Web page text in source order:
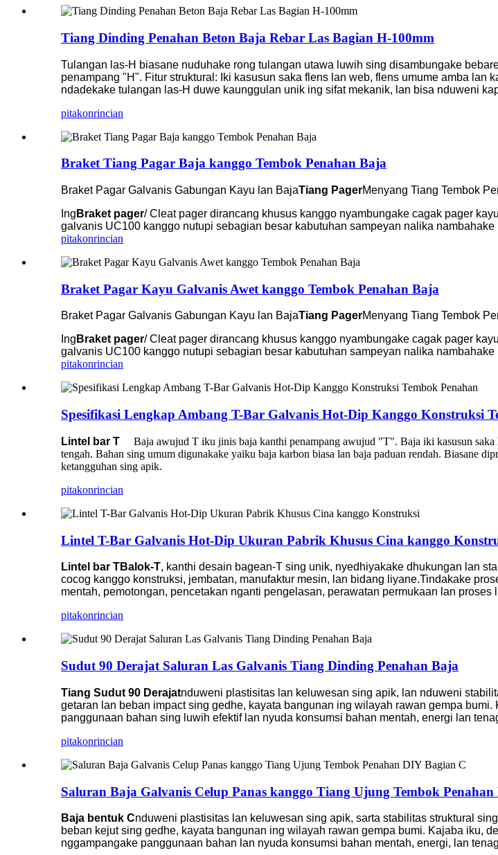
Tiang Dinding Penahan Beton Baja Rebar Las Bagian H-100mm
Tulangan las-H biasane nuduhake rong tulangan utawa luwih sing disambungake
penampang "H". Fitur struktural: Iki kasusun saka flens lan web, flens umume amba lan
ndadekake tulangan las-H duwe kaunggulan unik ing sifat mekanik, lan bisa nduweni
pitakonrincian
Braket Tiang Pagar Baja kanggo Tembok Penahan Baja
Braket Pagar Galvanis Gabungan Kayu lan BajaTiang PagerMenyang Tiang Tembok
Ing Braket pager/ Cleat pager dirancang khusus kanggo nyambungake cagak pager
galvanis UC100 kanggo nutupi sebagian besar kabutuhan sampeyan nalika
pitakonrincian
Braket Pagar Kayu Galvanis Awet kanggo Tembok Penahan Baja
Braket Pagar Galvanis Gabungan Kayu lan BajaTiang PagerMenyang Tiang Tembok
Ing Braket pager/ Cleat pager dirancang khusus kanggo nyambungake cagak pager
galvanis UC100 kanggo nutupi sebagian besar kabutuhan sampeyan nalika
pitakonrincian
Spesifikasi Lengkap Ambang T-Bar Galvanis Hot-Dip Kanggo Konstruksi
Lintel bar T
Baja awujud T iku jinis baja kanthi penampang awujud "T". Baja iki kasusun
tengah. Bahan sing umum digunakake yaiku baja karbon biasa lan baja paduan rendah. Biasane
ketangguhan sing apik.
pitakonrincian
Lintel T-Bar Galvanis Hot-Dip Ukuran Pabrik Khusus Cina kanggo
Lintel bar TBalok-T, kanthi desain bagean-T sing unik, nyedhiyakake dhukungan lan
cocog kanggo konstruksi, jembatan, manufaktur mesin, lan bidang liyane.Tindakake
mentah, pemotongan, pencetakan nganti pengelasan, perawatan permukaan lan
pitakonrincian
Sudut 90 Derajat Saluran Las Galvanis Tiang Dinding Penahan Baja
Tiang Sudut 90 Derajatnduweni plastisitas lan keluwesan sing apik, lan nduweni
getaran lan beban impact sing gedhe, kayata bangunan ing wilayah rawan gempa
panggunaan bahan sing luwih efektif lan nyuda konsumsi bahan mentah, energi lan
pitakonrincian
Saluran Baja Galvanis Celup Panas kanggo Tiang Ujung Tembok
Baja bentuk Cnduweni plastisitas lan keluwesan sing apik, sarta stabilitas struktural
beban kejut sing gedhe, kayata bangunan ing wilayah rawan gempa bumi. Kajaba iku,
nggampangake panggunaan bahan lan nyuda konsumsi bahan mentah, energi, lan